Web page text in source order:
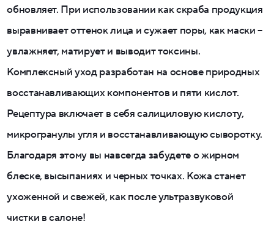
обновляет. При использовании как скраба продукция
выравнивает оттенок лица и сужает поры, как маски –
увлажняет, матирует и выводит токсины.
Комплексный уход разработан на основе природных
восстанавливающих компонентов и пяти кислот.
Рецептура включает в себя салициловую кислоту,
микрогранулы угля и восстанавливающую сыворотку.
Благодаря этому вы навсегда забудете о жирном
блеске, высыпаниях и черных точках. Кожа станет
ухоженной и свежей, как после ультразвуковой
чистки в салоне!